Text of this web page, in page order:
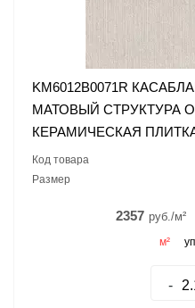
KM6012B0071R
МАТОВЫЙ СТРУКТУРА
КЕРАМИЧЕСКАЯ
Код товара
Размер
2357 руб./м²
м²
-